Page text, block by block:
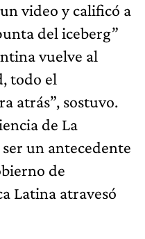
video y calificó a
del iceberg”
vuelve al
todo el
atrás”, sostuvo.
de La
un antecedente
de
Latina atravesó